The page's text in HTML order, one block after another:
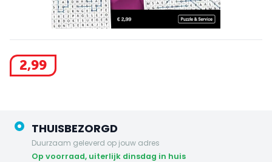
2,99
THUISBEZORGD
Duurzaam geleverd op jouw adres
op voorraad, uiterlijk dinsdag in huis